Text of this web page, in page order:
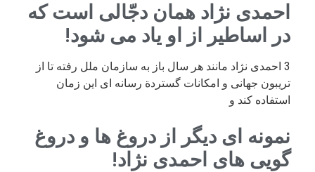
احمدی نژاد همان دجّالی است که
در اساطیر از او یاد می شود!
3 احمدی نژاد مانند هر سال باز به سازمان ملل رفته تا از
تریبون جهانی و امکانات گستردة رسانه ای این زمان
استفاده کند و
نمونه ای دیگر از دروغ ها و دروغ
گویی های احمدی نژاد!